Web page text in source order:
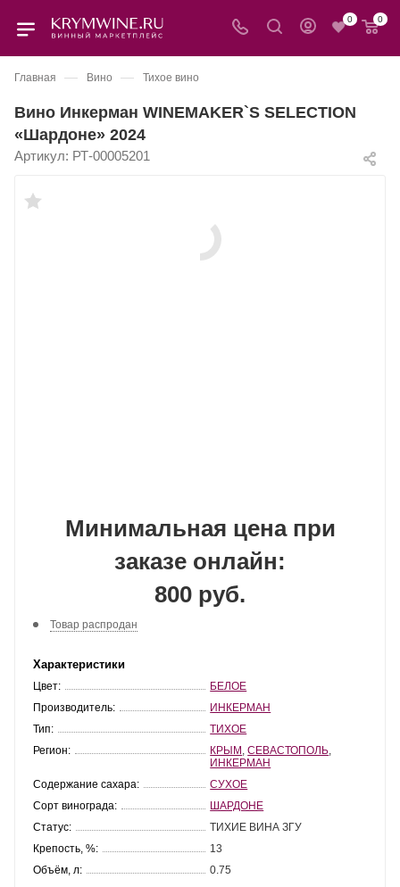
0 0
Главная — Вино — Тихое вино
Вино Инкерман WINEMAKER`S SELECTION
«Шардоне» 2024
Артикул: РТ-00005201
Минимальная цена при
заказе онлайн:
800 руб.
Товар распродан
Характеристики
Цвет:
БЕЛОЕ
Производитель:
ИНКЕРМАН
Тип:
ТИХОЕ
Регион:
КРЫМ ,СЕВАСТОПОЛЬ
ИНКЕРМАН
Содержание сахара:
СУХОЕ
Сорт винограда:
ШАРДОНЕ
Статус:
ТИХИЕ ВИНА ЗГУ
Крепость, %:
13
Объём, л:
0.75